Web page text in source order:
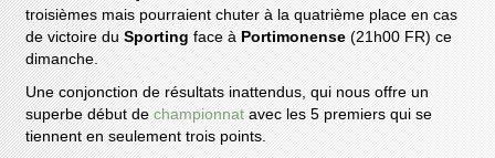
troisièmes mais pourraient chuter à la quatrième place en cas
de victoire duSportingface à Portimonense(21h00 FR) ce
dimanche.
Une conjonction de résultats inattendus, qui nous offre un
superbe début dechampionnat avec les 5 premiers qui se
tiennent en seulement trois points.